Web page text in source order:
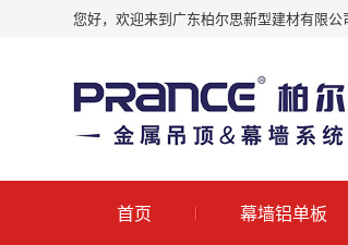
您好，欢迎来到广东柏尔思新型建材有限公
首页 幕墙铝单板